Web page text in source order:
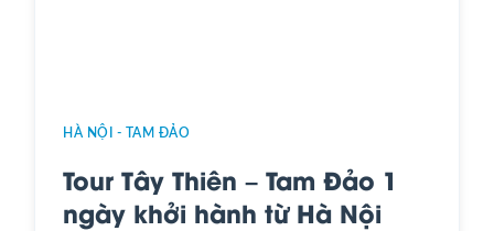
HÀ NỘI - TAM ĐẢO
Tour Tây Thiên – Tam Đảo 1
ngày khởi hành từ Hà Nội